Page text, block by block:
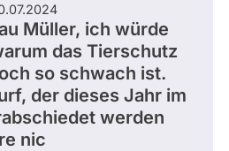
Müller, ich würde
das Tierschutz
so schwach ist.
der dieses Jahr im
werden
nic